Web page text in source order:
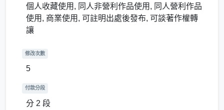
個人收藏使用, 同人非營利作品使用, 同人營利作品
使用, 商業使用, 可註明出處後發布, 可談著作權轉
讓
修改次數
5
付款分段
分 2 段